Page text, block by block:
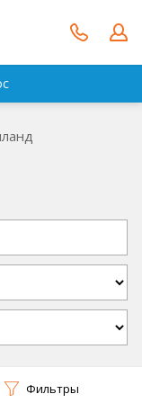
Фильтры